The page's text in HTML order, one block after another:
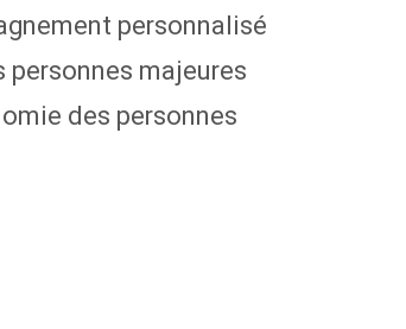
personnalisé
majeures
des personnes